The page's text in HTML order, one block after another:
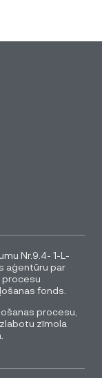
Nr.9.4- 1-L-
aģentūru par
procesu
fonds.
procesu,
zīmola